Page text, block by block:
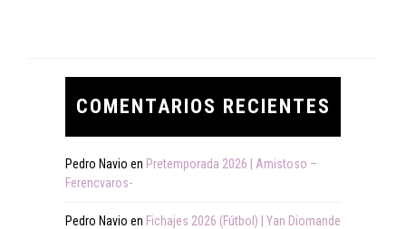
COMENTARIOS RECIENTES
Pedro Navio en Pretemporada 2026 | Amistoso –
Ferencvaros-
Pedro Navio en Fichajes 2026 (Fútbol) | Yan Diomande